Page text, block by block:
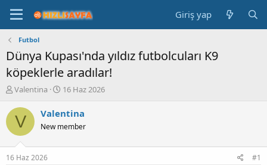
Giriş yap
Futbol
Dünya Kupası'nda yıldız futbolcuları K9
köpeklerle aradılar!
K
n
b
u
u
Valentina
B
ş
a
16 Haz 2026
V Valentina
New member
16 Haz 2026 #1